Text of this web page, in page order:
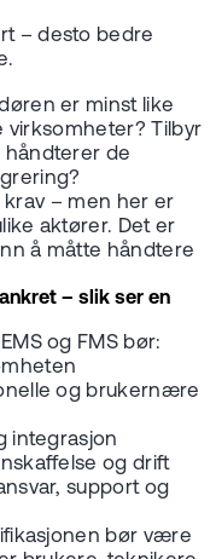
– desto bedre
er minst like
virksomheter? Tilbyr
håndterer de
krav – men her er
aktører. Det er
å måtte håndtere
– slik ser en
og FMS bør:
og brukernære
integrasjon
og drift
support og
bør være